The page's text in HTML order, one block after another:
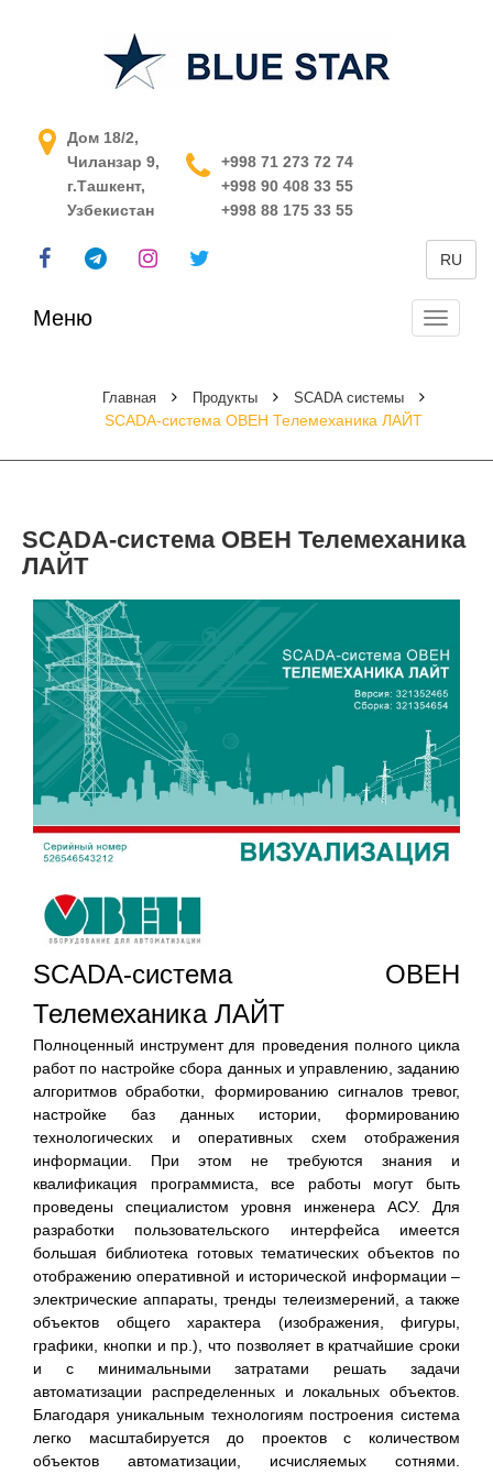
АСУ ТП в Узбекистане
Дом 18/2,
Чиланзар 9,
г.Ташкент,
Узбекистан
+998 71 273 72 74
+998 90 408 33 55
+998 88 175 33 55
RU
Меню
Главная Продукты SCADA системы
SCADA-система ОВЕН Телемеханика ЛАЙТ
SCADA-система ОВЕН Телемеханика
ЛАЙТ
SCADA-система ОВЕН
Телемеханика ЛАЙТ
Полноценный инструмент для проведения полного цикла
работ по настройке сбора данных и управлению, заданию
алгоритмов обработки, формированию сигналов тревог,
настройке баз данных истории, формированию
технологических и оперативных схем отображения
информации. При этом не требуются знания и
квалификация программиста, все работы могут быть
проведены специалистом уровня инженера АСУ. Для
разработки пользовательского интерфейса имеется
большая библиотека готовых тематических объектов по
отображению оперативной и исторической информации –
электрические аппараты, тренды телеизмерений, а также
объектов общего характера (изображения, фигуры,
графики, кнопки и пр.), что позволяет в кратчайшие сроки
и с минимальными затратами решать задачи
автоматизации распределенных и локальных объектов.
Благодаря уникальным технологиям построения система
легко масштабируется до проектов с количеством
объектов автоматизации, исчисляемых сотнями.